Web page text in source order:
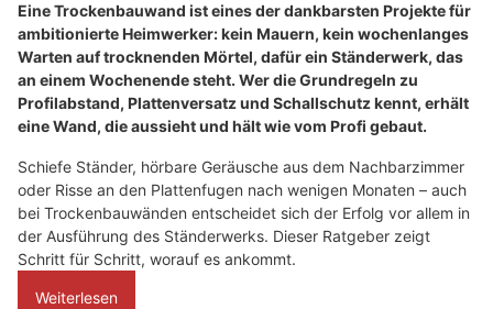
Eine Trockenbauwand ist eines der dankbarsten Projekte für
ambitionierte Heimwerker: kein Mauern, kein wochenlanges
Warten auf trocknenden Mörtel, dafür ein Ständerwerk, das
an einem Wochenende steht. Wer die Grundregeln zu
Profilabstand, Plattenversatz und Schallschutz kennt, erhält
eine Wand, die aussieht und hält wie vom Profi gebaut.
Schiefe Ständer, hörbare Geräusche aus dem Nachbarzimmer
oder Risse an den Plattenfugen nach wenigen Monaten – auch
bei Trockenbauwänden entscheidet sich der Erfolg vor allem in
der Ausführung des Ständerwerks. Dieser Ratgeber zeigt
Schritt für Schritt, worauf es ankommt.
Weiterlesen